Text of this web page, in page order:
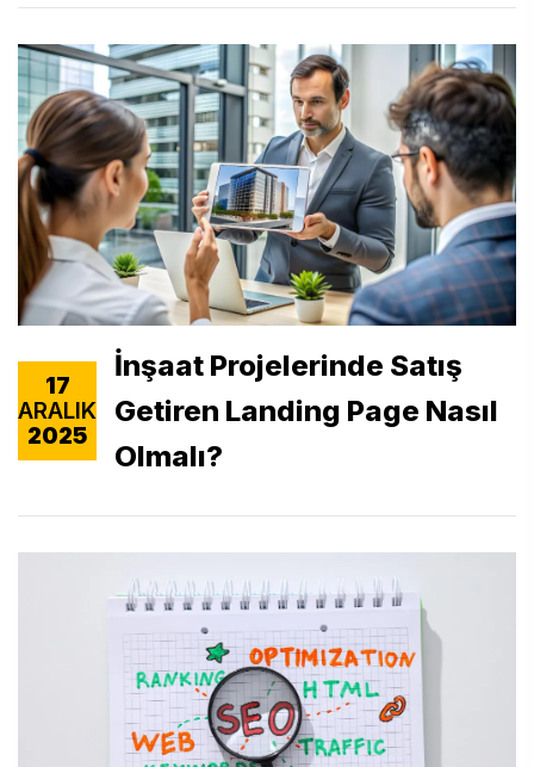
17
ARALIK
2025
İnşaat Projelerinde Satış
Getiren Landing Page Nasıl
Olmalı?